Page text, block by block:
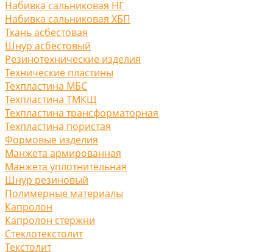
Набивка сальниковая НГ
Набивка сальниковая ХБП
Ткань асбестовая
Шнур асбестовый
Резинотехнические изделия
Технические пластины
Техпластина МБС
Техпластина ТМКЩ
Техпластина трансформаторная
Техпластина пористая
Формовые изделия
Манжета армированная
Манжета уплотнительная
Шнур резиновый
Полимерные материалы
Капролон
Капролон стержни
Стеклотекстолит
Текстолит